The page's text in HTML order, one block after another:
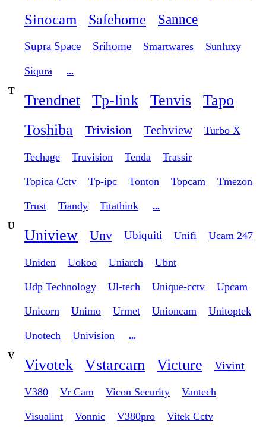
Sinocam Safehome Sannce
Supra Space Srihome Smartwares Sunluxy
Siqura
...
T
Trendnet Tp-link Tenvis
Tapo
Toshiba
Trivision Techview Turbo X
Techage Truvision Tenda Trassir
Topica Cctv Tp-ipc Tonton Topcam Tmezon
Trust Tiandy Titathink
...
U
Uniview Unv Ubiquiti Unifi Ucam 247
Uniden Uokoo Uniarch Ubnt
Udp Technology Ul-tech Unique-cctv Upcam
Unicorn Unimo Urmet Unioncam Unitoptek
Unotech Univision
...
V
Vivotek Vstarcam Victure Vivint
V380 Vr Cam Vicon Security Vantech
Visualint Vonnic V380pro Vitek Cctv